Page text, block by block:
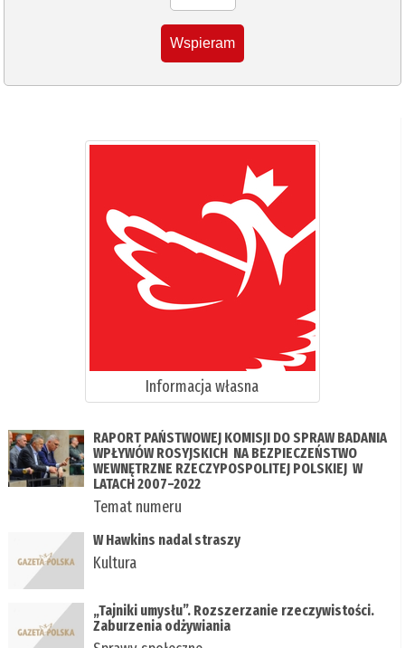
Wspieram
Informacja własna
RAPORT PAŃSTWOWEJ KOMISJI DO SPRAW BADANIA
WPŁYWÓW ROSYJSKICH NA BEZPIECZEŃSTWO
WEWNĘTRZNE RZECZYPOSPOLITEJ POLSKIEJ W
LATACH 2007–2022
Temat numeru
W Hawkins nadal straszy
Kultura
„Tajniki umysłu”. Rozszerzanie rzeczywistości.
Zaburzenia odżywiania